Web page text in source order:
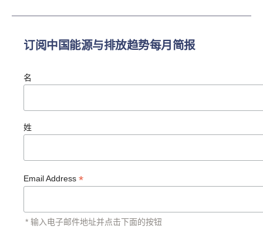
订阅中国能源与排放趋势每月简报
名
姓
Email Address *
* 输入电子邮件地址并点击下面的按钮